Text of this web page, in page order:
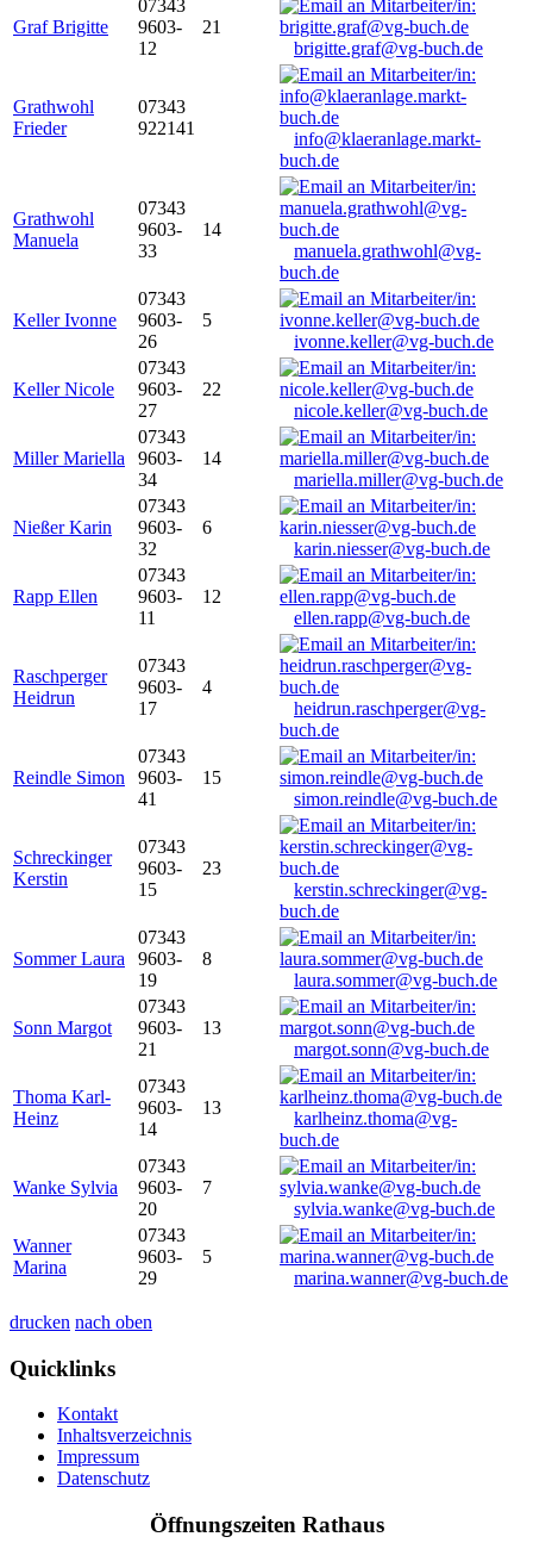
Graf Brigitte
07343
9603-
12
21
brigitte.graf@vg-buch.de
Grathwohl
Frieder
07343
922141
info@klaeranlage.markt-
buch.de
Grathwohl
Manuela
07343
9603-
33
14
manuela.grathwohl@vg-
buch.de
Keller Ivonne
07343
9603-
26
5
ivonne.keller@vg-buch.de
Keller Nicole
07343
9603-
27
22
nicole.keller@vg-buch.de
Miller Mariella
07343
9603-
34
14
mariella.miller@vg-buch.de
Nießer Karin
07343
9603-
32
6
karin.niesser@vg-buch.de
Rapp Ellen
07343
9603-
11
12
ellen.rapp@vg-buch.de
Raschperger
Heidrun
07343
9603-
17
4
heidrun.raschperger@vg-
buch.de
Reindle Simon
07343
9603-
41
15
simon.reindle@vg-buch.de
Schreckinger
Kerstin
07343
9603-
15
23
kerstin.schreckinger@vg-
buch.de
Sommer Laura
07343
9603-
19
8
laura.sommer@vg-buch.de
Sonn Margot
07343
9603-
21
13
margot.sonn@vg-buch.de
Thoma Karl-
Heinz
07343
9603-
14
13
karlheinz.thoma@vg-
buch.de
Wanke Sylvia
07343
9603-
20
7
sylvia.wanke@vg-buch.de
Wanner
Marina
07343
9603-
29
5
marina.wanner@vg-buch.de
drucken nach oben
Quicklinks
Kontakt
Inhaltsverzeichnis
Impressum
Datenschutz
Öffnungszeiten Rathaus